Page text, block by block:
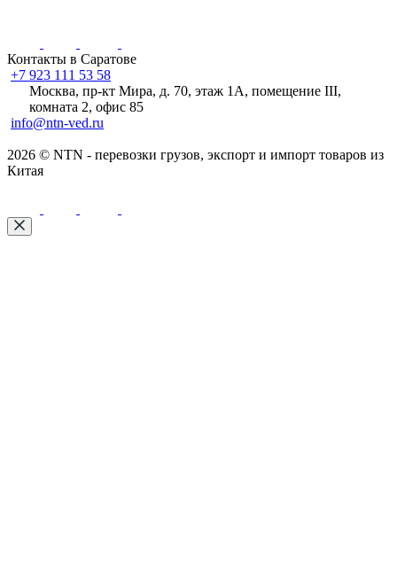
Контакты в Саратове
+7 923 111 53 58
Москва, пр-кт Мира, д. 70, этаж 1А, помещение III,
комната 2, офис 85
info@ntn-ved.ru
2026 © NTN - перевозки грузов, экспорт и импорт товаров из
Китая